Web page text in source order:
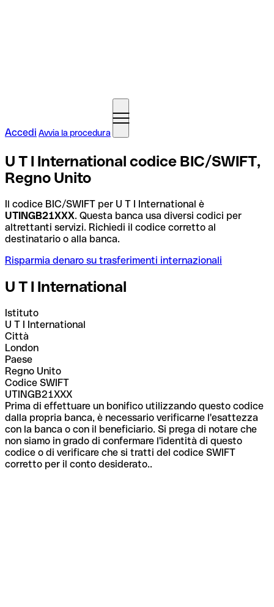
Accedi Avvia la procedura
U T I International codice BIC/SWIFT,
Regno Unito
Il codice BIC/SWIFT per U T I International è
UTINGB21XXX. Questa banca usa diversi codici per
altrettanti servizi. Richiedi il codice corretto al
destinatario o alla banca.
Risparmia denaro su trasferimenti internazionali
U T I International
Istituto
U T I International
Città
London
Paese
Regno Unito
Codice SWIFT
UTINGB21XXX
Prima di effettuare un bonifico utilizzando questo codice
dalla propria banca, è necessario verificarne l'esattezza
con la banca o con il beneficiario. Si prega di notare che
non siamo in grado di confermare l'identità di questo
codice o di verificare che si tratti del codice SWIFT
corretto per il conto desiderato..